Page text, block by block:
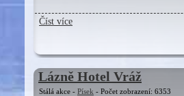
Číst více
Lázně Hotel Vráž
Stálá akce - Písek - Počet zobrazení: 6353